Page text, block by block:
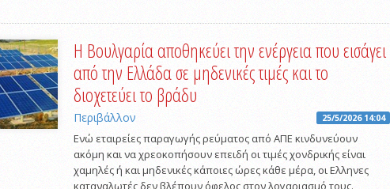
Η Βουλγαρία αποθηκεύει την ενέργεια που εισάγει
από την Ελλάδα σε μηδενικές τιμές και το
διοχετεύει το βράδυ
Περιβάλλον 25/5/2026 14:04
Ενώ εταιρείες παραγωγής ρεύματος από ΑΠΕ κινδυνεύουν
ακόμη και να χρεοκοπήσουν επειδή οι τιμές χονδρικής είναι
χαμηλές ή και μηδενικές κάποιες ώρες κάθε μέρα, οι Ελληνες